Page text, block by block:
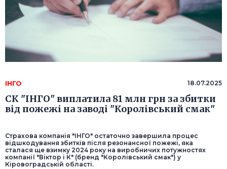
ІНГО 18.07.2025
СК "ІНГО" виплатила 81 млн грн за збитки
від пожежі на заводі "Королівський смак"
Страхова компанія "ІНГО" остаточно завершила процес
відшкодування збитків після резонансної пожежі, яка
сталася ще взимку 2024 року на виробничих потужностях
компанії "Віктор і К" (бренд "Королівський смак") у
Кіровоградській області.